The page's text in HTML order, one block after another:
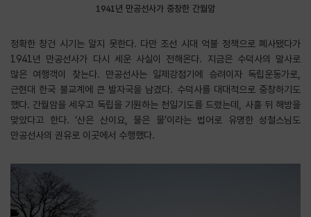
1941년 만공선사가 중창한 간월암
정확한 창건 시기는 알지 못한다. 다만 조선 시대 억불 정책으로 폐사됐다가
1941년 만공선사가 다시 세운 사실이 전해온다. 지금은 수덕사의 말사로
많은 여행객이 찾는다. 만공선사는 일제강점기에 승려이자 독립운동가로,
근현대 한국 불교계에 큰 발자국을 남겼다. 수덕사를 대대적으로 중창하기도
했다. 간월암을 세우고 독립을 기원하는 천일기도를 드렸는데, 사흘 뒤 해방을
맞았다고 한다. ‘산은 산이요, 물은 물’이라는 법어로 유명한 성철스님도
만공선사의 권유로 이곳에서 수행했다.